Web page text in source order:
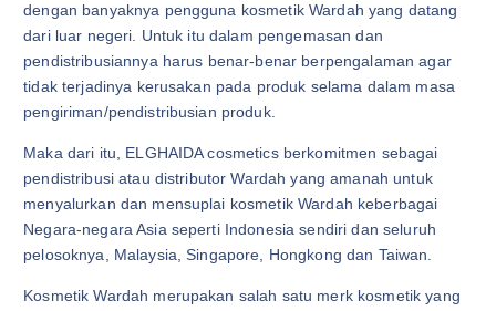
dengan banyaknya pengguna kosmetik Wardah yang datang
dari luar negeri. Untuk itu dalam pengemasan dan
pendistribusiannya harus benar-benar berpengalaman agar
tidak terjadinya kerusakan pada produk selama dalam masa
pengiriman/pendistribusian produk.
Maka dari itu, ELGHAIDA cosmetics berkomitmen sebagai
pendistribusi atau distributor Wardah yang amanah untuk
menyalurkan dan mensuplai kosmetik Wardah keberbagai
Negara-negara Asia seperti Indonesia sendiri dan seluruh
pelosoknya, Malaysia, Singapore, Hongkong dan Taiwan.
Kosmetik Wardah merupakan salah satu merk kosmetik yang